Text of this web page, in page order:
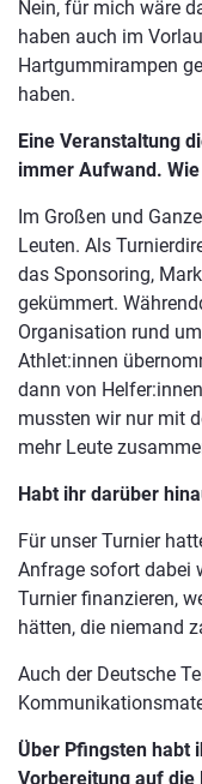
Nein, für mich wäre
haben auch im
Hartgummirampen
haben.
Eine Veranstaltung
immer Aufwand.
Im Großen und
Leuten. Als
das Sponsoring,
gekümmert.
Organisation rund
Athlet:innen
dann von
mussten wir nur mit
mehr Leute
Habt ihr darüber
Für unser Turnier
Anfrage sofort dabei
Turnier finanzieren,
hätten, die niemand
Auch der Deutsche
Über Pfingsten habt
Vorbereitung auf die